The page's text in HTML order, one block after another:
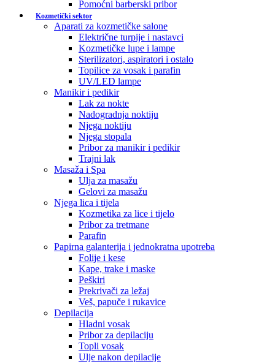
Pomoćni barberski pribor
Kozmetički sektor
Aparati za kozmetičke salone
Električne turpije i nastavci
Kozmetičke lupe i lampe
Sterilizatori, aspiratori i ostalo
Topilice za vosak i parafin
UV/LED lampe
Manikir i pedikir
Lak za nokte
Nadogradnja noktiju
Njega noktiju
Njega stopala
Pribor za manikir i pedikir
Trajni lak
Masaža i Spa
Ulja za masažu
Gelovi za masažu
Njega lica i tijela
Kozmetika za lice i tijelo
Pribor za tretmane
Parafin
Papirna galanterija i jednokratna upotreba
Folije i kese
Kape, trake i maske
Peškiri
Prekrivači za ležaj
Veš, papuče i rukavice
Depilacija
Hladni vosak
Pribor za depilaciju
Topli vosak
Ulje nakon depilacije